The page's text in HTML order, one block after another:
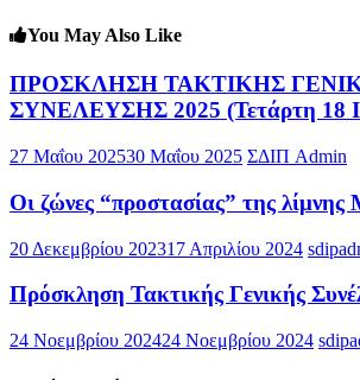
You May Also Like
ΠΡΟΣΚΛΗΣΗ ΤΑΚΤΙΚΗΣ
ΣΥΝΕΛΕΥΣΗΣ 2025 (Τετάρτη 18
27 Μαΐου 202530 Μαΐου 2025 ΣΔΙΠ Admin
Οι ζώνες “προστασίας” της
20 Δεκεμβρίου 202317 Απριλίου 2024
Πρόσκληση Τακτικής Γενικής
24 Νοεμβρίου 202424 Νοεμβρίου 2024